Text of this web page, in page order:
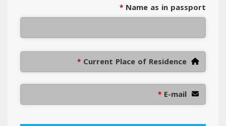
Name as in passport
*
Current Place of Residence
*
E-mail
*